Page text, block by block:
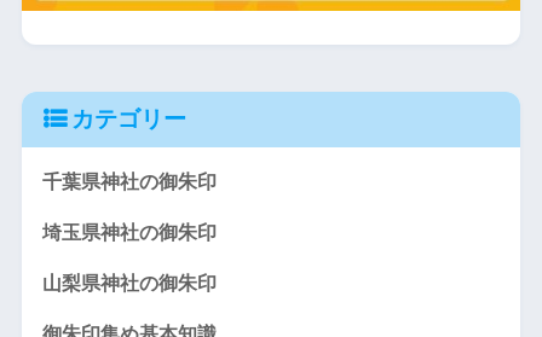
カテゴリー
千葉県神社の御朱印
埼玉県神社の御朱印
山梨県神社の御朱印